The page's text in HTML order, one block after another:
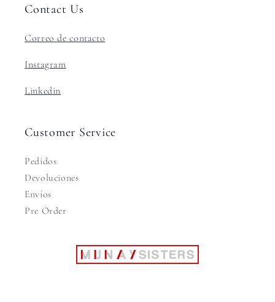
Contact Us
Correo de contacto
Instagram
Linkedin
Customer Service
Pedidos
Devoluciones
Envíos
Pre Order